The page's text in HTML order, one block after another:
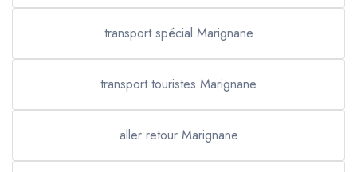
transport spécial Marignane
transport touristes Marignane
aller retour Marignane